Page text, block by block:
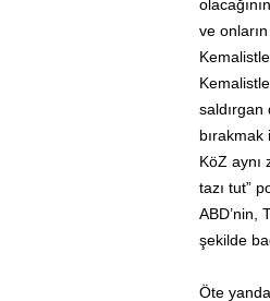
ve
saldırgan
KöZ aynı
tazı tut”
ABD’nin,
şekilde
Öte